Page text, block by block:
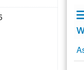
14 febbraioevento, sabato